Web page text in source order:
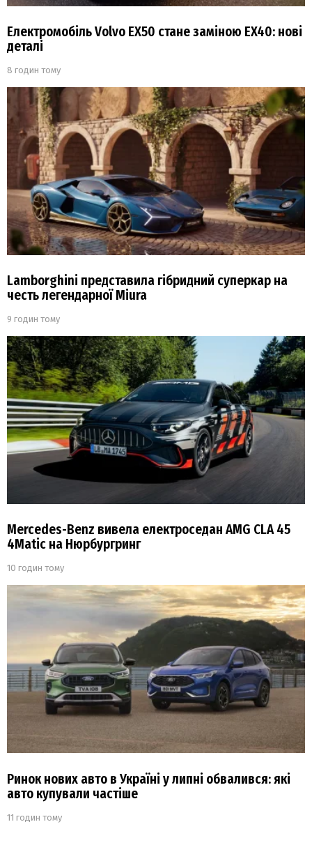
Електромобіль Volvo EX50 стане заміною EX40: нові
деталі
8 годин тому
Lamborghini представила гібридний суперкар на
честь легендарної Miura
9 годин тому
Mercedes-Benz вивела електроседан AMG CLA 45
4Matic на Нюрбургринг
10 годин тому
Ринок нових авто в Україні у липні обвалився: які
авто купували частіше
11 годин тому